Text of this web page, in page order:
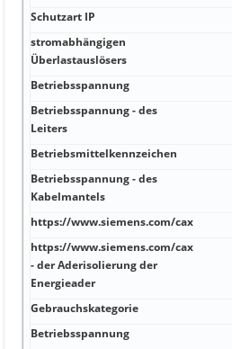
Schutzart IP
stromabhängigen
Überlastauslösers
Betriebsspannung
Betriebsspannung - des
Leiters
Betriebsmittelkennzeichen
Betriebsspannung - des
Kabelmantels
https://www.siemens.com/cax
https://www.siemens.com/cax
- der Aderisolierung der
Energieader
Gebrauchskategorie
Betriebsspannung